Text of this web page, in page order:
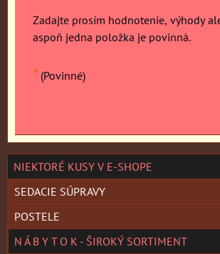
Zadajte prosím hodnotenie, výhody
aspoň jedna položka je povinná.
* (Povinné)
NIEKTORÉ KUSY V E-SHOPE
SEDACIE SÚPRAVY
POSTELE
N Á B Y T O K - ŠIROKÝ SORTIMENT